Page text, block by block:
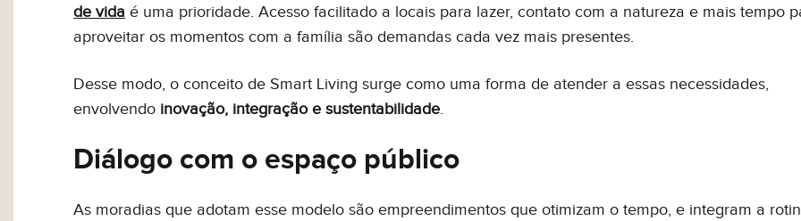
de vida é uma prioridade. Acesso facilitado a locais para lazer, contato com a natureza e mais tempo
aproveitar os momentos com a família são demandas cada vez mais presentes.
Desse modo, o conceito de Smart Living surge como uma forma de atender a essas necessidades,
envolvendo inovação, integração e sustentabilidade.
Diálogo com o espaço público
As moradias que adotam esse modelo são empreendimentos que otimizam o tempo, e integram a